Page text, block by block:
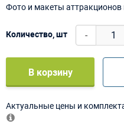
Фото и макеты аттракционов
Количество, шт -
В корзину
Актуальные цены и